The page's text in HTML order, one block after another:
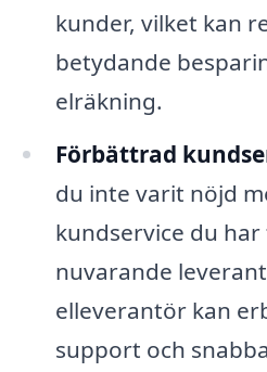
kunder, vilket kan
betydande
elräkning.
Förbättrad
du inte varit nöjd
kundservice du
nuvarande
elleverantör kan
support och